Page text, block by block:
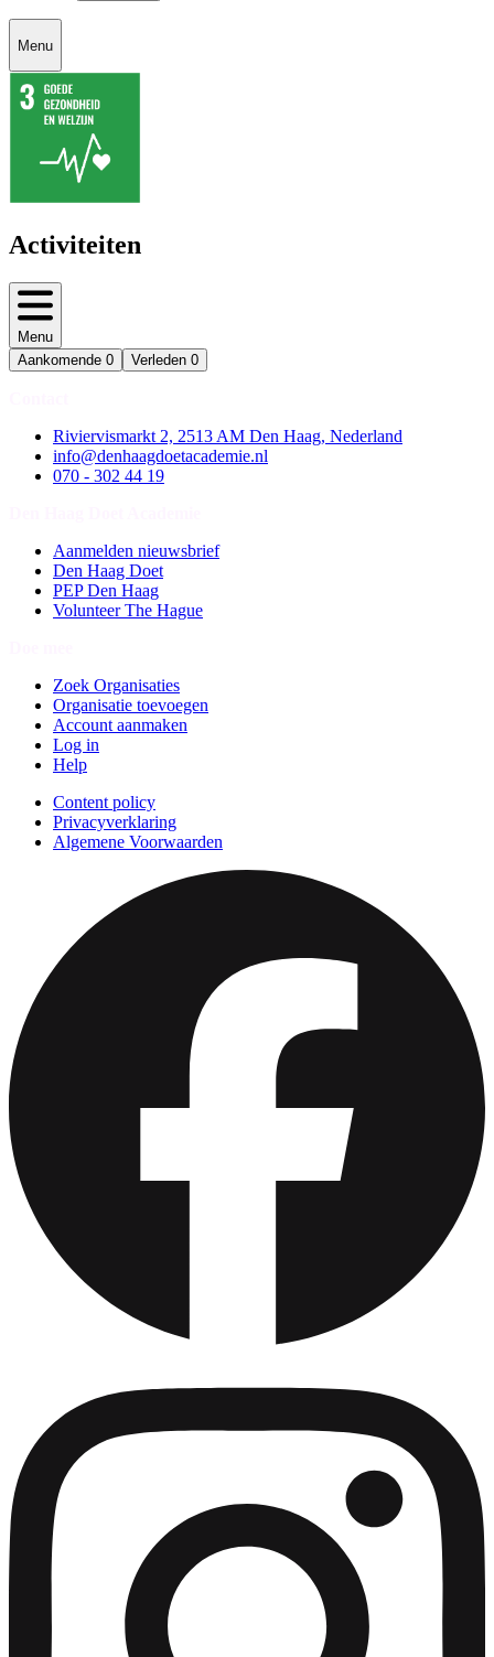
Menu
Activiteiten
Menu
Aankomende 0 Verleden 0
Riviervismarkt 2, 2513 AM Den Haag, Nederland
info@denhaagdoetacademie.nl
070 - 302 44 19
Aanmelden nieuwsbrief
Den Haag Doet
PEP Den Haag
Volunteer The Hague
Zoek Organisaties
Organisatie toevoegen
Account aanmaken
Log in
Help
Content policy
Privacyverklaring
Algemene Voorwaarden